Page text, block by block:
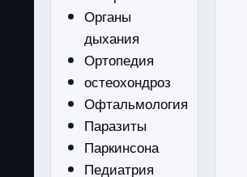
Органы
дыхания
Ортопедия
остеохондроз
Офтальмология
Паразиты
Паркинсона
Педиатрия